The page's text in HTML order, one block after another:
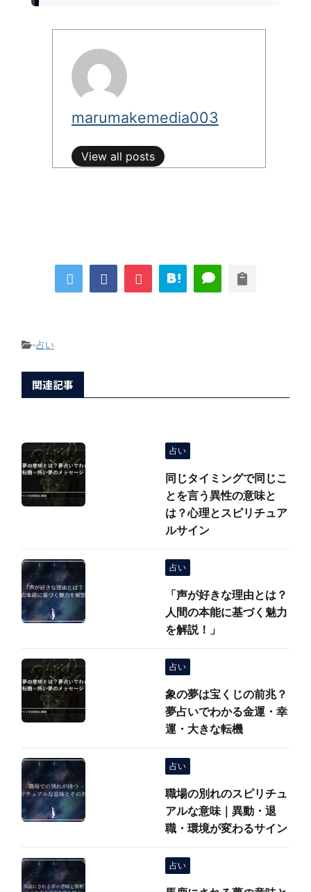
marumakemedia003
View all posts
-占い
関連記事
占い
同じタイミングで同じこ
とを言う異性の意味と
は？心理とスピリチュア
ルサイン
占い
「声が好きな理由とは？
人間の本能に基づく魅力
を解説！」
占い
象の夢は宝くじの前兆？
夢占いでわかる金運・幸
運・大きな転機
占い
職場の別れのスピリチュ
アルな意味｜異動・退
職・環境が変わるサイン
占い